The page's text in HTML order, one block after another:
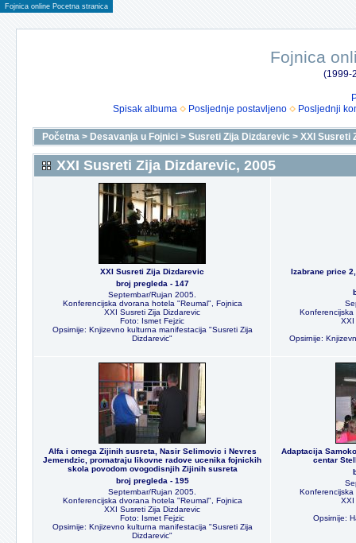
Fojnica online Pocetna stranica
Fojnica
(1999-
Spisak albuma
Posljednje postavljeno Posljednji
Početna > Desavanja u Fojnici > Susreti Zija Dizdarevic > XXI Susreti
XXI Susreti Zija Dizdarevic, 2005
XXI Susreti Zija Dizdarevic
broj pregleda - 147
Septembar/Rujan 2005.
Konferencijska dvorana hotela "Reumal", Fojnica
XXI Susreti Zija Dizdarevic
Foto: Ismet Fejzic
Opsirnije: Knjizevno kulturna manifestacija "Susreti Zija
Dizdarevic"
Izabrane price
XXI
Opsirnije:
Alfa i omega Zijinih susreta, Nasir Selimovic i Nevres
Jemendzic, promatraju likovne radove ucenika fojnickih
skola povodom ovogodisnjih Zijinih susreta
broj pregleda - 195
Septembar/Rujan 2005.
Konferencijska dvorana hotela "Reumal", Fojnica
XXI Susreti Zija Dizdarevic
Foto: Ismet Fejzic
Opsirnije: Knjizevno kulturna manifestacija "Susreti Zija
Dizdarevic"
Adaptacija
centar
XXI
Opsirnije: